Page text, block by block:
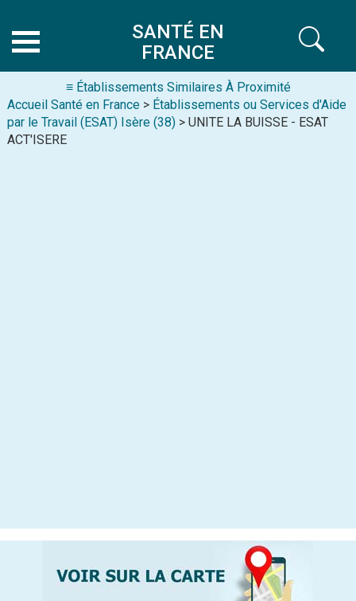
SANTÉ EN
FRANCE
≡ Établissements Similaires À Proximité
Accueil Santé en France > Établissements ou Services d'Aide
par le Travail (ESAT) Isère (38) > UNITE LA BUISSE - ESAT
ACT'ISERE